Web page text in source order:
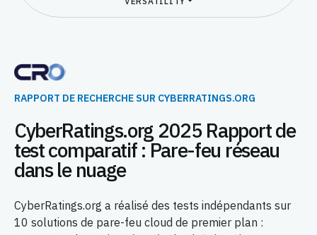
RAPPORT DE RECHERCHE SUR CYBERRATINGS.ORG
CyberRatings.org 2025 Rapport de
test comparatif : Pare-feu réseau
dans le nuage
CyberRatings.org a réalisé des tests indépendants sur
10 solutions de pare-feu cloud de premier plan :